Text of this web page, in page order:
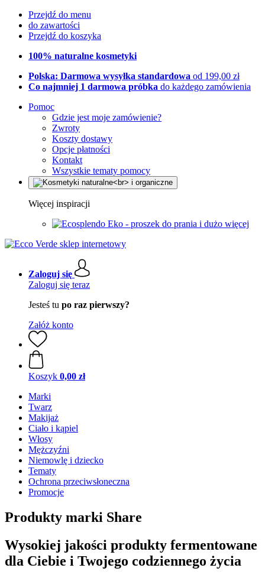
Przejdź do menu
do zawartości
Przejdź do koszyka
100% naturalne kosmetyki
Polska: Darmowa wysyłka standardowa od 199,00 zł
Co najmniej 1 darmowa próbka do każdego zamówienia
Pomoc
Gdzie jest moje zamówienie?
Zwroty
Koszty dostawy
Opcje płatności
Kontakt
Wszystkie tematy pomocy
Więcej inspiracji
Eko - proszek do prania i dużo więcej
Zaloguj się
Zaloguj się teraz
Jesteś tu po raz pierwszy?
Załóż konto
Koszyk 0,00 zł
Marki
Twarz
Makijaż
Ciało i kąpiel
Włosy
Mężczyźni
Niemowlę i dziecko
Tematy
Ochrona przeciwsłoneczna
Promocje
Produkty marki Share
Wysokiej jakości produkty fermentowane
dla Ciebie i Twojego codziennego życia